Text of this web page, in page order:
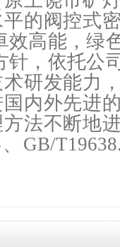
的阀控式
效高能，绿
针，依托公
研发能力
内外先进
法不断地
GB/